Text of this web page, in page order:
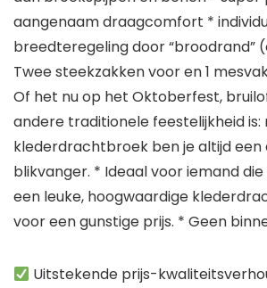
aangenaam draagcomfort *
breedteregeling door “broodrand”
Twee steekzakken voor en 1
Of het nu op het Oktoberfest,
andere traditionele feestelijkheid is:
klederdrachtbroek ben je altijd
blikvanger. * Ideaal voor iemand
een leuke, hoogwaardige
voor een gunstige prijs. * Geen
Uitstekende prijs-